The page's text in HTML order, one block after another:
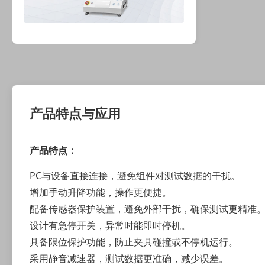
产品特点与应用
产品特点：
PC与设备直接连接，避免组件对测试数据的干扰。
增加手动升降功能，操作更便捷。
配备传感器保护装置，避免外部干扰，确保测试更精准
设计有急停开关，异常时能即时停机。
具备限位保护功能，防止夹具碰撞或不停机运行。
采用静音减速器，测试数据更准确，减少误差。